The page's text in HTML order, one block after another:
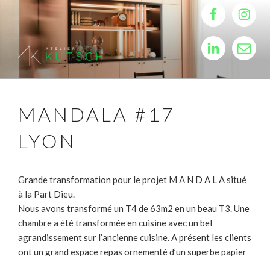
contenu
principal
Facebook
LinkedInEmail
ATELIER KUTSCH
Architecture d'intérieur, Architecte d'intérieur, rénovation, décoration
MANDALA #17
LYON
Grande transformation pour le projet M A N D A L A situé
à la Part Dieu.
Nous avons transformé un T4 de 63m2 en un beau T3. Une
chambre a été transformée en cuisine avec un bel
agrandissement sur l’ancienne cuisine. A présent les clients
ont un grand espace repas ornementé d’un superbe papier